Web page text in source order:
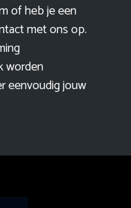
of heb je een
met ons op.
worden
eenvoudigjouw